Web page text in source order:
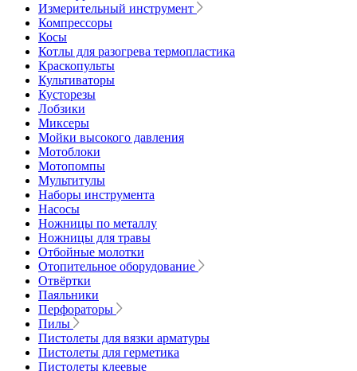
Измерительный инструмент
Компрессоры
Косы
Котлы для разогрева термопластика
Краскопульты
Культиваторы
Кусторезы
Лобзики
Миксеры
Мойки высокого давления
Мотоблоки
Мотопомпы
Мультитулы
Наборы инструмента
Насосы
Ножницы по металлу
Ножницы для травы
Отбойные молотки
Отопительное оборудование
Отвёртки
Паяльники
Перфораторы
Пилы
Пистолеты для вязки арматуры
Пистолеты для герметика
Пистолеты клеевые